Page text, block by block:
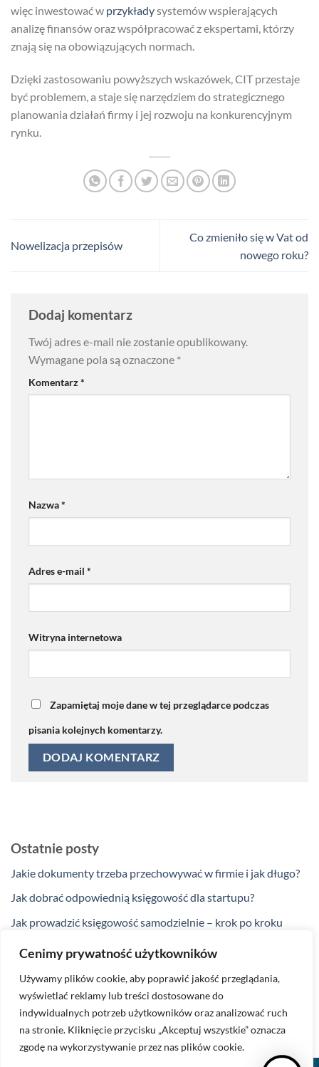
Cenimy prywatność użytkowników
Używamy plików cookie, aby poprawić jakość przeglądania,
wyświetlać reklamy lub treści dostosowane do
indywidualnych potrzeb użytkowników oraz analizować ruch
na stronie. Kliknięcie przycisku „Akceptuj wszystkie” oznacza
zgodę na wykorzystywanie przez nas plików cookie.
więc inwestować w przykładysystemów wspierających
analizę finansów oraz współpracować z ekspertami, którzy
znają się na obowiązujących normach.
Dzięki zastosowaniu powyższych wskazówek, CIT przestaje
być problemem, a staje się narzędziem do strategicznego
planowania działań firmy i jej rozwoju na konkurencyjnym
rynku.
Nowelizacja przepisów
Co zmieniło się w Vat od
nowego roku?
Dodaj komentarz
Twój adres e-mail nie zostanie opublikowany.
Wymagane pola są oznaczone *
Komentarz*
Nazwa*
Adres e-mail *
Witryna internetowa
Zapamiętaj moje dane w tej przeglądarce podczas
pisania kolejnych komentarzy.
Ostatnie posty
Jakie dokumenty trzeba przechowywać w firmie i jak długo?
Jak dobrać odpowiednią księgowość dla startupu?
Jak prowadzić księgowość samodzielnie – krok po kroku
Jakie ulgi podatkowe przysługują przedsiębiorcom w 2025
Kiedy zakup na firmę nie jest kosztem podatkowym?